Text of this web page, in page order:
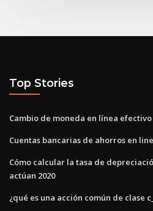
Top Stories
Cambio de moneda en línea efectivo
Cuentas bancarias de ahorros en
Cómo calcular la tasa de
actúan 2020
¿qué es una acción común de clase c_